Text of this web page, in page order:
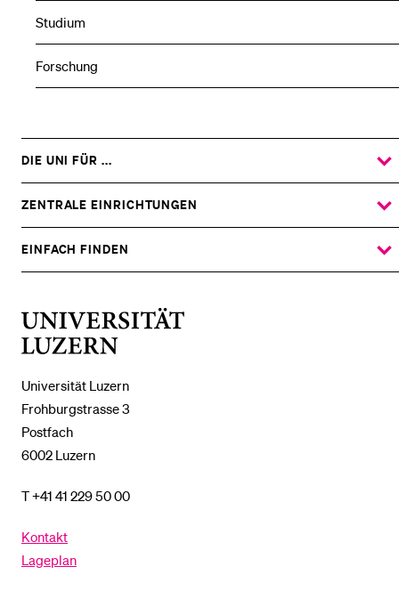
Studium
Forschung
Universität Luzern
Frohburgstrasse 3
Postfach
6002 Luzern
T +41 41 229 50 00
Kontakt
Lageplan
DIE UNI FÜR ...
ZEIGE
DAS
UNTERMENÜ
ZENTRALE EINRICHTUNGEN
ZEIGE
DAS
UNTERMENÜ
EINFACH FINDEN
ZEIGE
DAS